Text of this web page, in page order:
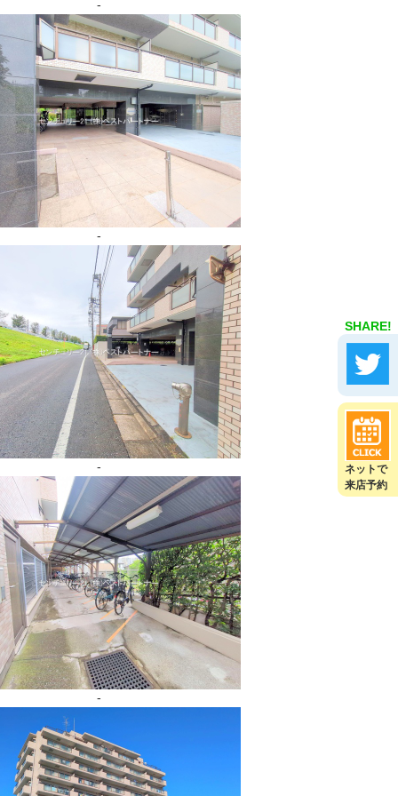
SHARE!
ネットで
来店予約
-
-
-
-